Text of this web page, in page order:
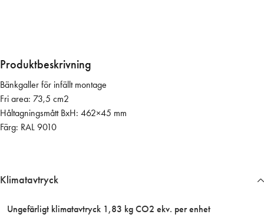
0
×
6
0
(
f
r
Klimatavtryck
Ungefärligt klimatavtryck 1,83 kg CO2 ekv. per enhet
Produktbeskrivning
Bänkgaller för infällt montage
Fri area: 73,5 cm2
Håltagningsmått BxH: 462×45 mm
Färg: RAL 9010